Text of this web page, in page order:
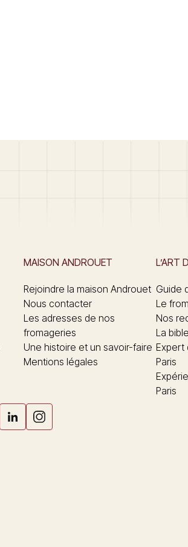
MAISON ANDROUET
Rejoindre la maison Androuet
Nous contacter
Les adresses de nos
fromageries
Une histoire et un savoir-faire
Mentions légales
L’ART
Guide
Le
Nos
La
Expert
Paris
Paris